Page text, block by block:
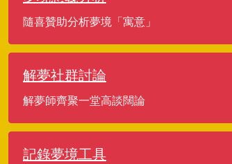
隨喜贊助分析夢境「寓意」
解夢社群討論
解夢師齊聚一堂高談闊論
記錄夢境工具